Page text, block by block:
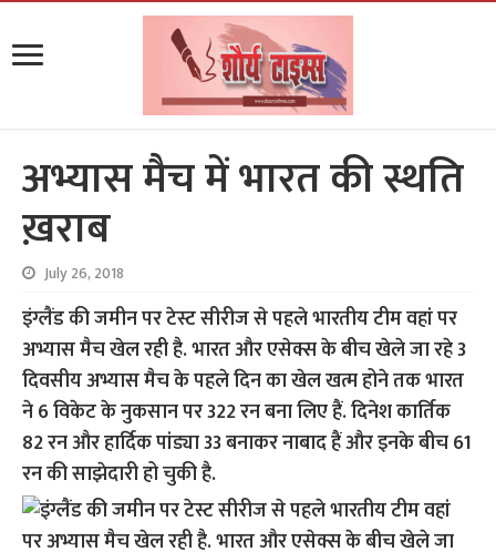
अभ्यास मैच में भारत की स्थति
ख़राब
July 26, 2018
इंग्लैंड की जमीन पर टेस्ट सीरीज से पहले भारतीय टीम वहां पर
अभ्यास मैच खेल रही है. भारत और एसेक्स के बीच खेले जा रहे 3
दिवसीय अभ्यास मैच के पहले दिन का खेल खत्म होने तक भारत
ने 6 विकेट के नुकसान पर 322 रन बना लिए हैं. दिनेश कार्तिक
82 रन और हार्दिक पांड्या 33 बनाकर नाबाद हैं और इनके बीच 61
रन की साझेदारी हो चुकी है.